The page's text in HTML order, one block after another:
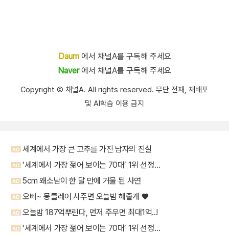
Daum에서 채널A를 구독해 주세요
Naver에서 채널A를 구독해 주세요
Copyright Ⓒ 채널A. All rights reserved. 무단 전재, 재배포
및 AI학습 이용 금지